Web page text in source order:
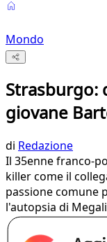
Mondo
Strasburgo:
giovane
di Redazione
Il 35enne franco-
killer come il
passione comune
l'autopsia di